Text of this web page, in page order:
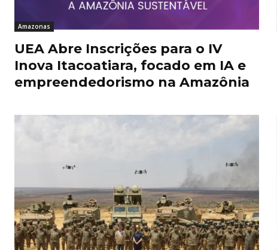
Amazonas
UEA Abre Inscrições para o IV
Inova Itacoatiara, focado em IA e
empreendedorismo na Amazônia